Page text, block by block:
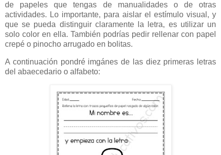
de papeles que tengas de manualidades o de otras
actividades. Lo importante, para aislar el estímulo visual, y
que se pueda distinguir claramente la letra, es utilizar un
solo color en ella. También podrías pedir rellenar con papel
crepé o pinocho arrugado en bolitas.
A continuación pondré imgánes de las diez primeras letras
del abaecedario o alfabeto: